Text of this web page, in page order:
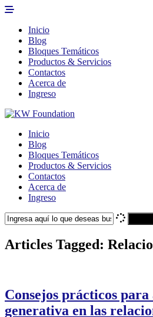
Inicio
Blog
Bloques Temáticos
Productos & Servicios
Contactos
Acerca de
Ingreso
Inicio
Blog
Bloques Temáticos
Productos & Servicios
Contactos
Acerca de
Ingreso
Articles Tagged:
Consejos prácticos
generativa en las